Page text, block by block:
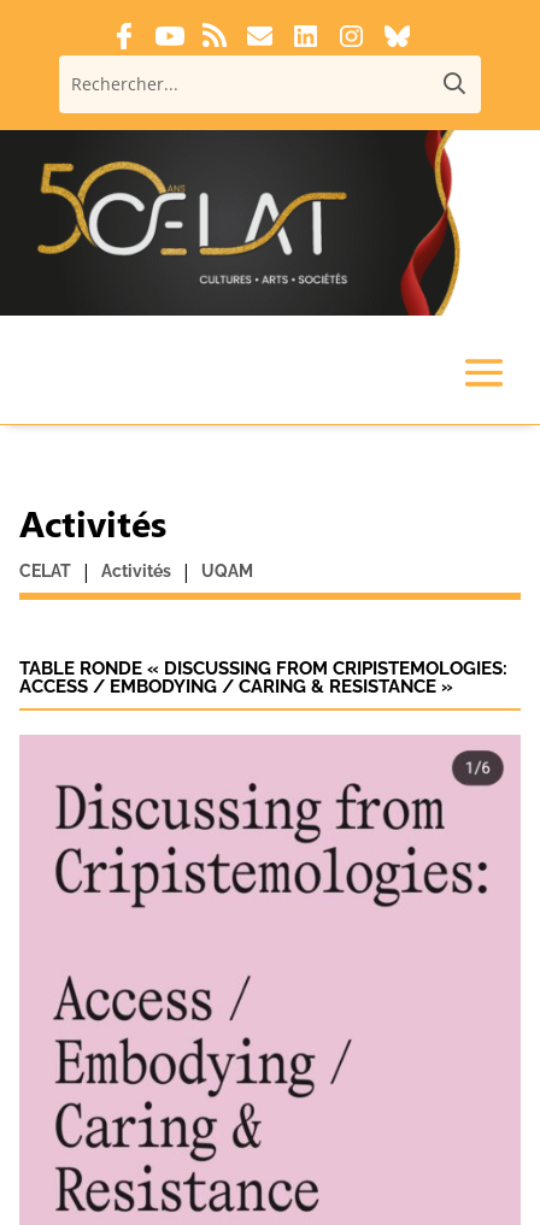
Activités
CELAT | Activités | UQAM
TABLE RONDE « DISCUSSING FROM CRIPISTEMOLOGIES:
ACCESS / EMBODYING / CARING & RESISTANCE »